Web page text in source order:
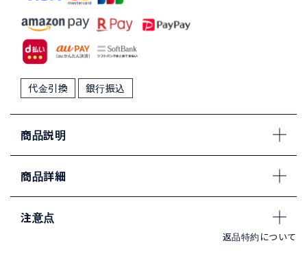
代金引換 銀行振込
商品説明
商品詳細
注意点
返品特約について